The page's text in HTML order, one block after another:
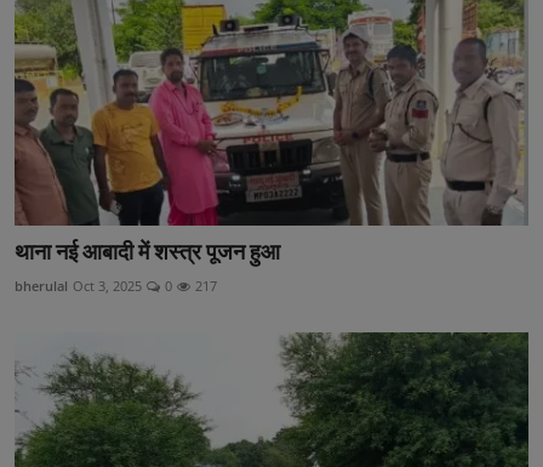
थाना नई आबादी में शस्त्र पूजन हुआ
bherulal Oct 3, 2025 0 217